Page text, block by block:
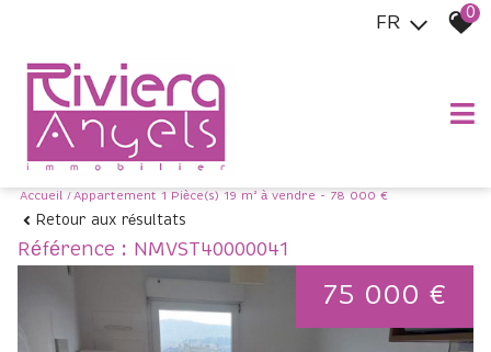
FR
0
Accueil Appartement 1 Pièce(s) 19 m² à vendre - 78 000 €
Retour aux résultats
Référence : NMVST40000041
75 000 €